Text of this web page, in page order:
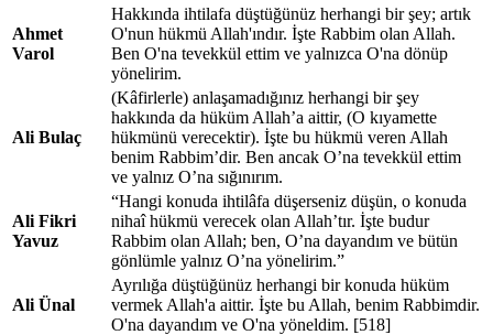
Ahmet
Varol
Hakkında ihtilafa düştüğünüz herhangi bir şey; artık
O'nun hükmü Allah'ındır. İşte Rabbim olan Allah.
Ben O'na tevekkül ettim ve yalnızca O'na dönüp
yönelirim.
Ali Bulaç
(Kâfirlerle) anlaşamadığınız herhangi bir şey
hakkında da hüküm Allah’a aittir, (O kıyamette
hükmünü verecektir). İşte bu hükmü veren Allah
benim Rabbim’dir. Ben ancak O’na tevekkül ettim
ve yalnız O’na sığınırım.
Ali Fikri
Yavuz
“Hangi konuda ihtilâfa düşerseniz düşün, o konuda
nihaî hükmü verecek olan Allah’tır. İşte budur
Rabbim olan Allah; ben, O’na dayandım ve bütün
gönlümle yalnız O’na yönelirim.”
Ali Ünal
Ayrılığa düştüğünüz herhangi bir konuda hüküm
vermek Allah'a aittir. İşte bu Allah, benim Rabbimdir.
O'na dayandım ve O'na yöneldim. [518]